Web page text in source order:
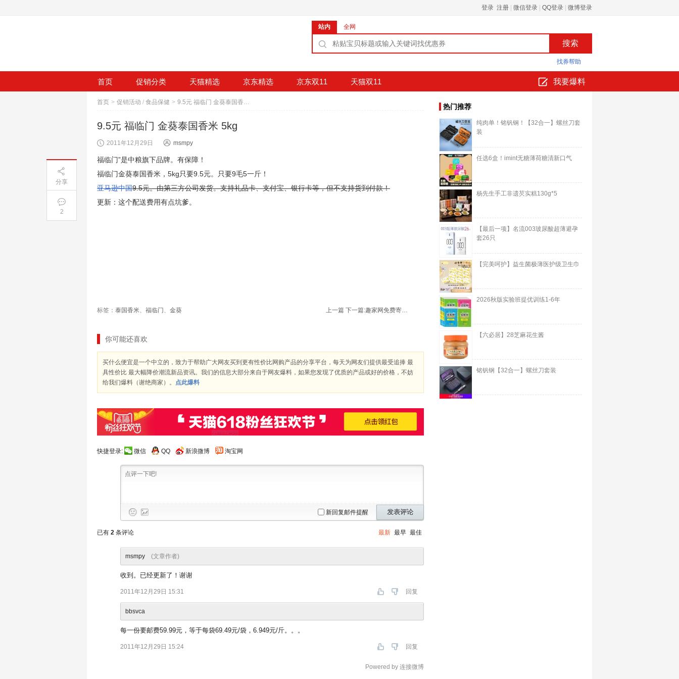
登录 注册 微信登录 QQ登录 微博登录
站内 全网
找券帮助
首页 促销分类 天猫精选 京东精选 京东双11 天猫双11 我要爆料
首页 > 促销活动 / 食品保健 > 9.5元 福临门 金葵泰国香米 5kg
9.5元 福临门 金葵泰国香米 5kg
2011年12月29日 msmpy
福临门”是中粮旗下品牌。有保障！
福临门金葵泰国香米，5kg只要9.5元。只要9毛5一斤！
亚马逊中国9.5元。由第三方公司发货。支持礼品卡、支付宝、银行卡等，但不支持货到付款！
更新：这个配送费用有点坑爹。
标签： 泰国香米、 福临门、 金葵 上一篇 下一篇: 趣家网免费寄贺卡、明信片促销活动：趣家网免费寄贺卡、明信片
你可能还喜欢
买什么便宜是一个中立的，致力于帮助广大网友买到更有性价比网购产品的分享平台，每天为网友们提供最受追捧 最
具性价比 最大幅降价潮流新品资讯。我们的信息大部分来自于网友爆料，如果您发现了优质的产品或好的价格，不妨
给我们爆料（谢绝商家）。 点此爆料
快捷登录: 微信 QQ 新浪微博 淘宝网
新回复邮件提醒 发表评论
已有 2 条评论 最新 最早 最佳
msmpy (文章作者)
收到。已经更新了！谢谢
2011年12月29日 15:31 回复
bbsvca
每一份要邮费59.99元，等于每袋69.49元/袋，6.949元/斤。。。
2011年12月29日 15:24 回复
Powered by 连接微博
热门推荐
纯肉单！铭钒钢！【32合一】螺丝刀套
装
任选6盒！imint无糖薄荷糖清新口气
杨先生手工非遗芡实糕130g*5
【最后一项】名流003玻尿酸超薄避孕
套26只
【完美呵护】益生菌极薄医护级卫生巾
2026秋版实验班提优训练1-6年
【六必居】28芝麻花生酱
铭钒钢【32合一】螺丝刀套装
分享
2